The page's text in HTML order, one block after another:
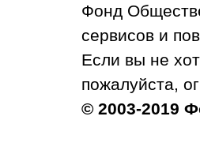
Фонд
сервисов и
Если вы не
пожалуйста,
© 2003-2019